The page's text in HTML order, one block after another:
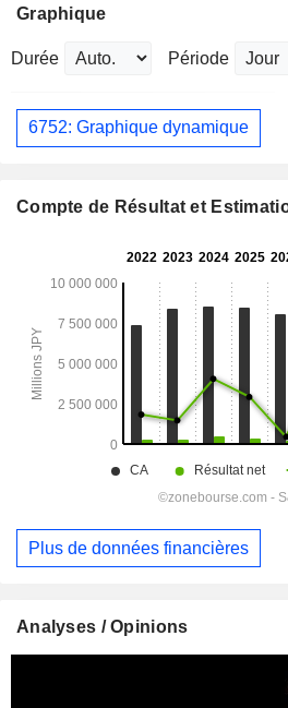
Graphique
Durée Période
6752: Graphique dynamique
Compte de Résultat et
Plus de données financières
Analyses / Opinions